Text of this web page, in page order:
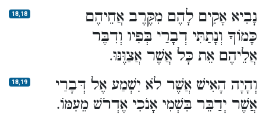
18,18
נָבִיא אָקִים לָהֶם מִקֶּרֶב אֲחֵיהֶם
כָּמוֹךָ וְנָתַתִּי דְבָרַי בְּפִיו וְדִבֶּר
אֲלֵיהֶם אֵת כָּל אֲשֶׁר אֲצַוֶּנּוּ.
18,19
וְהָיָה הָאִישׁ אֲשֶׁר לֹא יִשְׁמַע אֶל דְּבָרַי
אֲשֶׁר יְדַבֵּר בִּשְׁמִי אָנֹכִי אֶדְרֹשׁ מֵעִמּוֹ.